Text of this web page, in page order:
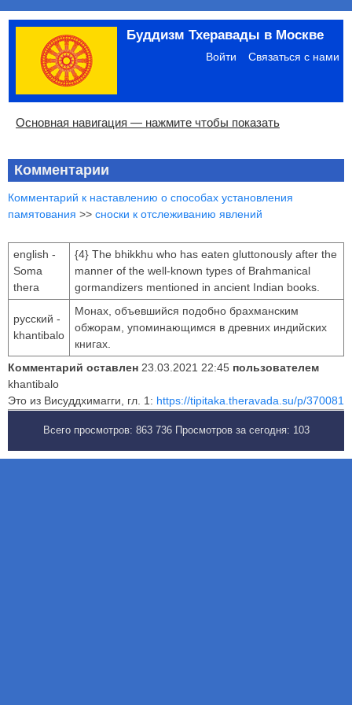
Перейти
основному
содержанию
Буддизм Тхеравады в Москве
Меню
учётной
записи
пользователя
Войти Связаться с нами
Основная
Основная навигация — нажмите чтобы показать
Главная
Община
Палийский канон
Язык пали
Материалы по темам
Современная литература
Блоги
Ссылки
Поиск
Комментарии
Комментарий к наставлению о способах установления
памятования >> сноски к отслеживанию явлений
english -
Soma
thera
{4} The bhikkhu who has eaten gluttonously after the
manner of the well-known types of Brahmanical
gormandizers mentioned in ancient Indian books.
русский -
khantibalo
Монах, объевшийся подобно брахманским
обжорам, упоминающимся в древних индийских
книгах.
Комментарий оставлен 23.03.2021 22:45 пользователем
khantibalo
Это из Висуддхимагги, гл. 1: https://tipitaka.theravada.su/p/370081
Всего просмотров: 863 736 Просмотров за сегодня: 103